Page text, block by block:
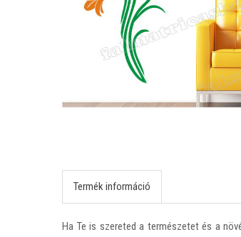
Termék információ
Ha Te is szereted a természetet és a